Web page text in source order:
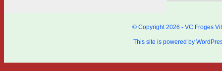
© Copyright 2026 - VC Froges
This site is powered by